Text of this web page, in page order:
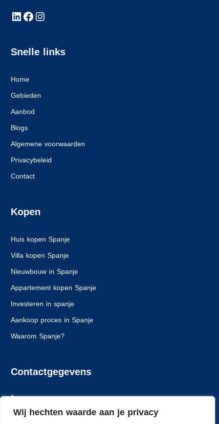
Wij hechten waarde aan je privacy
Snelle links
Home
Gebieden
Aanbod
Blogs
Algemene voorwaarden
Privacybeleid
Contact
Kopen
Huis kopen Spanje
Villa kopen Spanje
Nieuwbouw in Spanje
Appartement kopen Spanje
Investeren in spanje
Aankoop proces in Spanje
Waarom Spanje?
Contactgegevens
info@spaansewoning.nl